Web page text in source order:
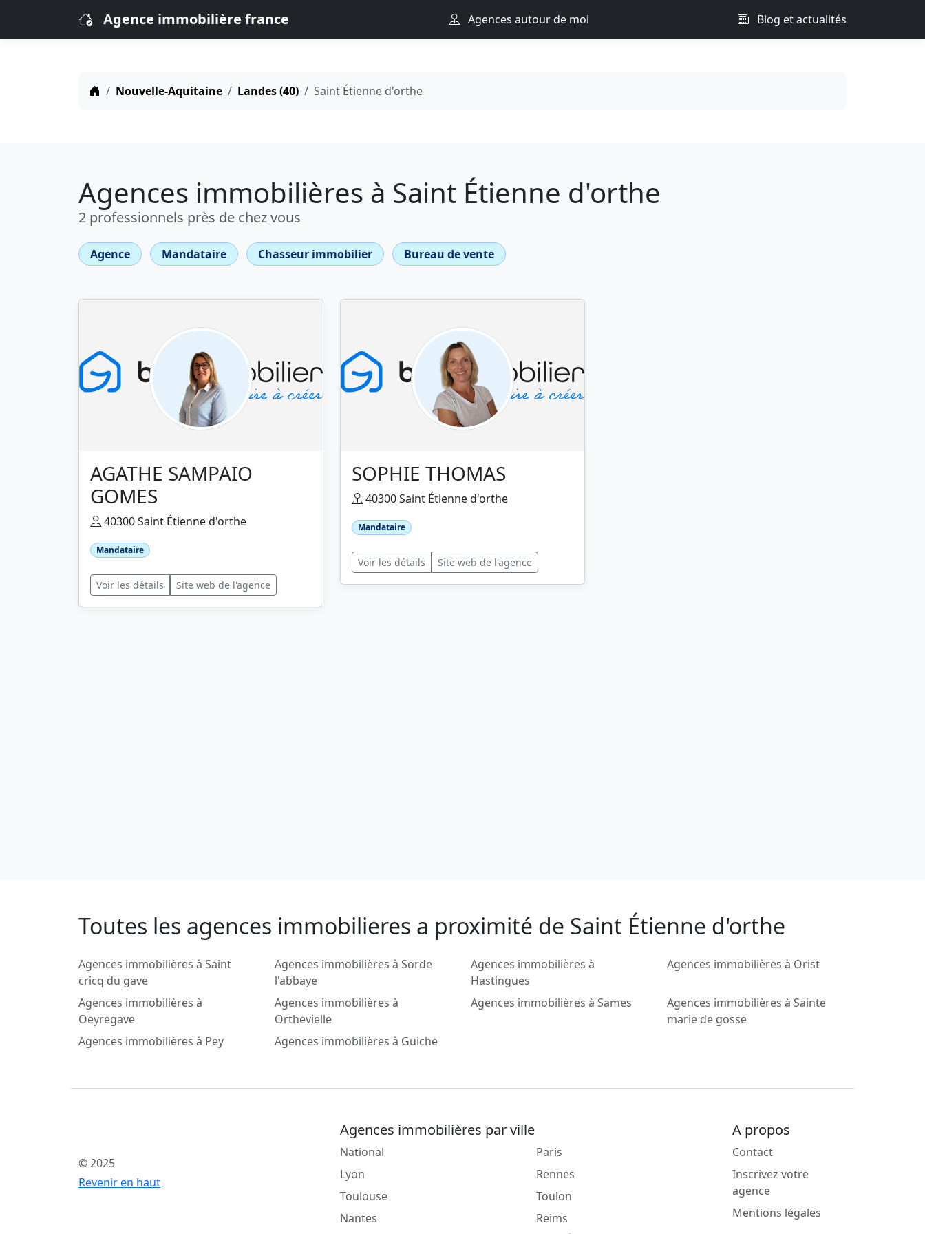
Agence immobilière france Agences autour de moi Blog et actualités
Nouvelle-Aquitaine Landes (40) Saint Étienne d'orthe
Agences immobilières à Saint Étienne d'orthe
2 professionnels près de chez vous
Agence Mandataire Chasseur immobilier Bureau de vente
AGATHE SAMPAIO
GOMES
40300 Saint Étienne d'orthe
Mandataire
Voir les détails Site web de l'agence
SOPHIE THOMAS
40300 Saint Étienne d'orthe
Mandataire
Voir les détails Site web de l'agence
Toutes les agences immobilieres a proximité de Saint Étienne d'orthe
Agences immobilières à Saint
cricq du gave
Agences immobilières à Sorde
l'abbaye
Agences immobilières à
Hastingues
Agences immobilières à Orist
Agences immobilières à
Oeyregave
Agences immobilières à
Orthevielle
Agences immobilières à Sames
Agences immobilières à Sainte
marie de gosse
Agences immobilières à Pey
Agences immobilières à Guiche
© 2025
Revenir en haut
Agences immobilières par ville
National
Lyon
Toulouse
Nantes
Paris
Rennes
Toulon
Reims
A propos
Contact
Inscrivez votre
agence
Mentions légales